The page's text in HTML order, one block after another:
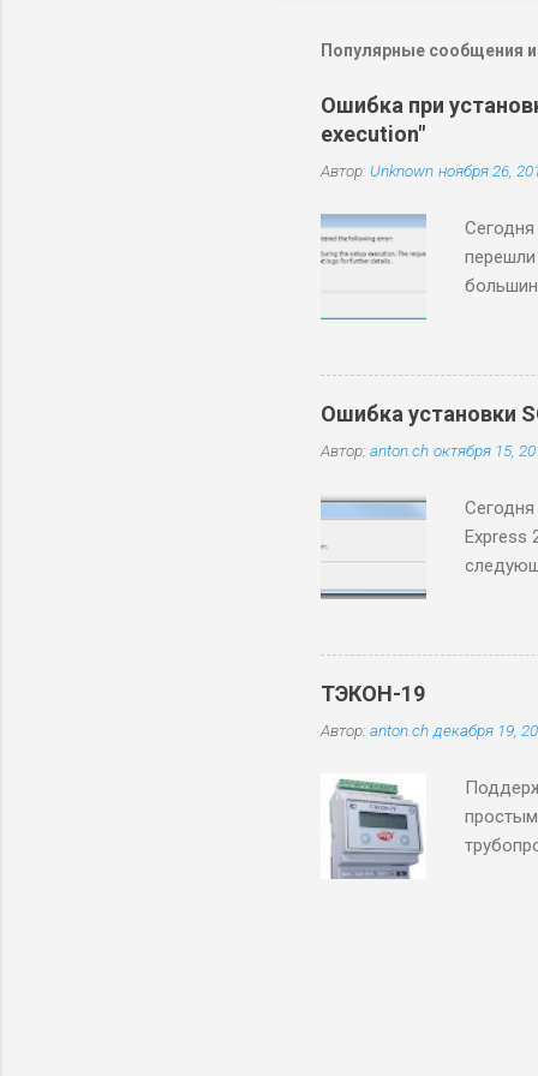
Популярные сообщения
Ошибка при
execution"
Автор: Unknown ноября 26,
Сегодня
Server
Ошибка установки
Автор: anton.ch октября 15,
Express
же
данных
ТЭКОН-19
Автор: anton.ch декабря 19,
65536